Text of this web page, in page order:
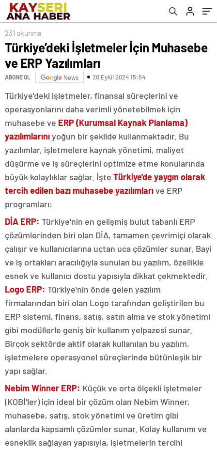
231 okunma
Türkiye’deki İşletmeler İçin Muhasebe
ve ERP Yazılımları
ABONE OL News 20 Eylül 2024 15:54
Türkiye'deki işletmeler, finansal süreçlerini ve
operasyonlarını daha verimli yönetebilmek için
muhasebe ve ERP (Kurumsal Kaynak Planlama)
yazılımlarınıyoğun bir şekilde kullanmaktadır. Bu
yazılımlar, işletmelere kaynak yönetimi, maliyet
düşürme ve iş süreçlerini optimize etme konularında
büyük kolaylıklar sağlar. İşte Türkiye'de yaygın olarak
tercih edilen bazı muhasebe yazılımlarıve ERP
programları:
DİA ERP: Türkiye'nin en gelişmiş bulut tabanlı ERP
çözümlerinden biri olan DİA, tamamen çevrimiçi olarak
çalışır ve kullanıcılarına uçtan uca çözümler sunar. Bayi
ve iş ortakları aracılığıyla sunulan bu yazılım, özellikle
esnek ve kullanıcı dostu yapısıyla dikkat çekmektedir.
Logo ERP: Türkiye'nin önde gelen yazılım
firmalarından biri olan Logo tarafından geliştirilen bu
ERP sistemi, finans, satış, satın alma ve stok yönetimi
gibi modüllerle geniş bir kullanım yelpazesi sunar.
Birçok sektörde aktif olarak kullanılan bu yazılım,
işletmelere operasyonel süreçlerinde bütünleşik bir
yapı sağlar.
Nebim Winner ERP: Küçük ve orta ölçekli işletmeler
(KOBİ'ler) için ideal bir çözüm olan Nebim Winner,
muhasebe, satış, stok yönetimi ve üretim gibi
alanlarda kapsamlı çözümler sunar. Kolay kullanımı ve
esneklik sağlayan yapısıyla, işletmelerin tercihi